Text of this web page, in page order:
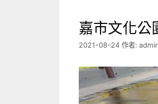
嘉市文化公
2021-08-24 作者: